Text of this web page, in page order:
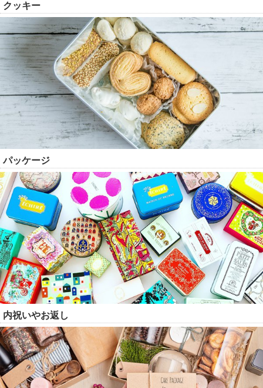
クッキー
パッケージ
内祝いやお返し